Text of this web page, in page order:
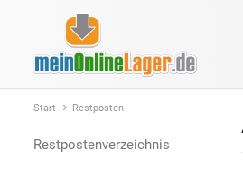
Start Restposten
Restpostenverzeichnis